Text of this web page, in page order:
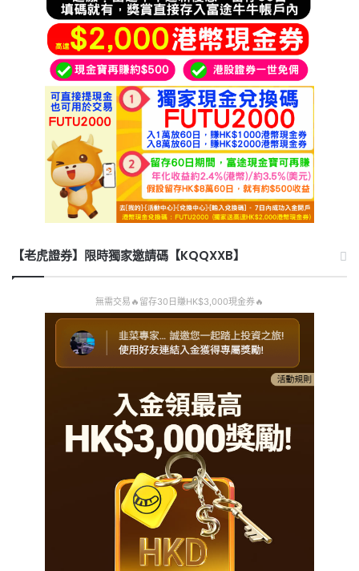
【老虎證券】限時獨家邀請碼【KQQXXB】
無需交易🔥留存30日賺HK$3,000現金券🔥